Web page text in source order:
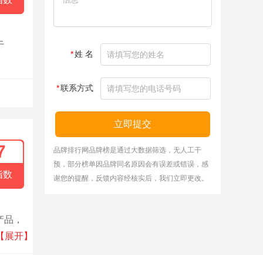
数
，
工
【展开】
*姓 名
*联系方式
立即提交
品牌排行网品牌榜是通过大数据筛选，无人工干
预，部分榜单因品牌同名原因会有误差或错误，感
谢您的提醒，反馈内容经核实后，我们立即更改。